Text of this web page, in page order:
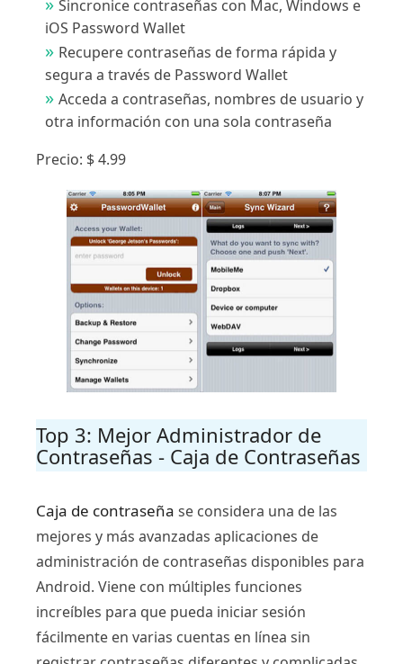
Sincronice contraseñas con Mac, Windows e
iOS Password Wallet
Recupere contraseñas de forma rápida y
segura a través de Password Wallet
Acceda a contraseñas, nombres de usuario y
otra información con una sola contraseña
Precio: $ 4.99
Top 3: Mejor Administrador de
Contraseñas - Caja de Contraseñas
Caja de contraseña se considera una de las
mejores y más avanzadas aplicaciones de
administración de contraseñas disponibles para
Android. Viene con múltiples funciones
increíbles para que pueda iniciar sesión
fácilmente en varias cuentas en línea sin